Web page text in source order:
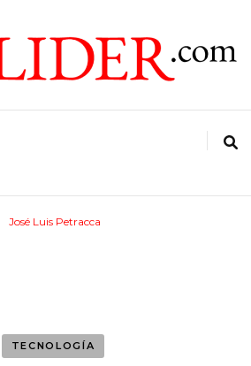
José Luis Petracca
TECNOLOGÍA